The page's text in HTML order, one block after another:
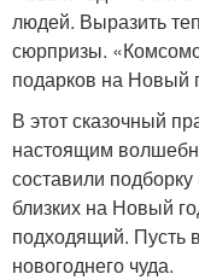
людей. Выразить
сюрпризы.
подарков на Новый
В этот сказочный
настоящим
составили
близких на Новый
подходящий. Пусть
новогоднего чуда.